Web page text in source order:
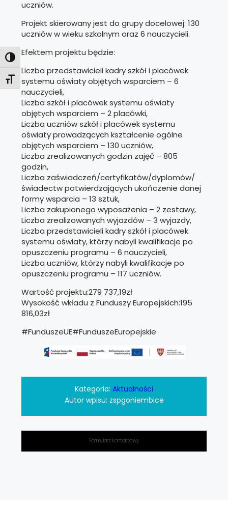
Toggle High Contrast
Toggle Font size
uczniów.
Projekt skierowany jest do grupy docelowej: 130
uczniów w wieku szkolnym oraz 6 nauczycieli.
Efektem projektu będzie:
Liczba przedstawicieli kadry szkół i placówek
systemu oświaty objętych wsparciem – 6
nauczycieli,
Liczba szkół i placówek systemu oświaty
objętych wsparciem – 2 placówki,
Liczba uczniów szkół i placówek systemu
oświaty prowadzących kształcenie ogólne
objętych wsparciem – 130 uczniów,
Liczba zrealizowanych godzin zajęć – 805
godzin,
Liczba zaświadczeń/certyfikatów/dyplomów/
świadectw potwierdzających ukończenie danej
formy wsparcia – 13 sztuk,
Liczba zakupionego wyposażenia – 2 zestawy,
Liczba zrealizowanych wyjazdów – 3 wyjazdy,
Liczba przedstawicieli kadry szkół i placówek
systemu oświaty, którzy nabyli kwalifikacje po
opuszczeniu programu – 6 nauczycieli,
Liczba uczniów, którzy nabyli kwalifikacje po
opuszczeniu programu – 117 uczniów.
Wartość projektu:279 737,19zł
Wysokość wkładu z Funduszy Europejskich:195
816,03zł
#FunduszeUE#FunduszeEuropejskie
Kategoria: Aktualności
Autor wpisu: zspgoniembice
Formularz kontaktowy